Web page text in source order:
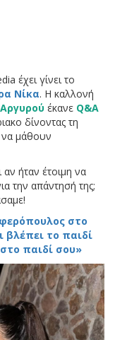
έχει γίνει το
Νίκα. Η καλλονή
έκανε Q&A
δίνοντας τη
να μάθουν
ήταν έτοιμη να
την απάντησή της;
στο
βλέπει το παιδί
παιδί σου»